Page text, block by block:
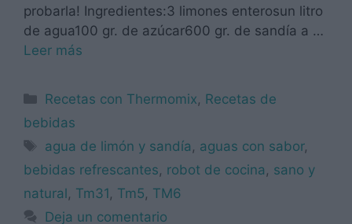
probarla! Ingredientes:3 limones enterosun litro
de agua100 gr. de azúcar600 gr. de sandía a …
Leer más
Categorías
Recetas con Thermomix, Recetas de
bebidas
Etiquetas
agua de limón y sandía , aguas con sabor,
bebidas refrescantes, robot de cocina , sano y
natural, Tm31, Tm5, TM6
Deja un comentario